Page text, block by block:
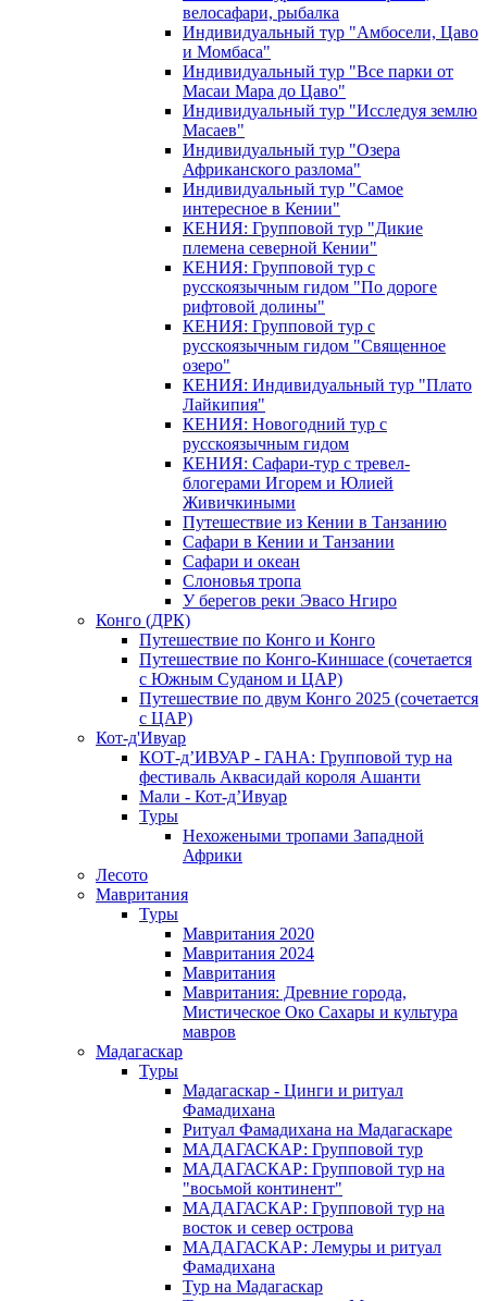
велосафари, рыбалка
Индивидуальный тур "Амбосели, Цаво
и Момбаса"
Индивидуальный тур "Все парки от
Масаи Мара до Цаво"
Индивидуальный тур "Исследуя землю
Масаев"
Индивидуальный тур "Озера
Африканского разлома"
Индивидуальный тур "Самое
интересное в Кении"
КЕНИЯ: Групповой тур "Дикие
племена северной Кении"
КЕНИЯ: Групповой тур с
русскоязычным гидом "По дороге
рифтовой долины"
КЕНИЯ: Групповой тур с
русскоязычным гидом "Священное
озеро"
КЕНИЯ: Индивидуальный тур "Плато
Лайкипия"
КЕНИЯ: Новогодний тур с
русскоязычным гидом
КЕНИЯ: Сафари-тур с тревел-
блогерами Игорем и Юлией
Живичкиными
Путешествие из Кении в Танзанию
Сафари в Кении и Танзании
Сафари и океан
Слоновья тропа
У берегов реки Эвасо Нгиро
Конго (ДРК)
Путешествие по Конго и Конго
Путешествие по Конго-Киншасе (сочетается
с Южным Суданом и ЦАР)
Путешествие по двум Конго 2025 (сочетается
с ЦАР)
Кот-д'Ивуар
КОТ-д’ИВУАР - ГАНА: Групповой тур на
фестиваль Аквасидай короля Ашанти
Мали - Кот-д’Ивуар
Туры
Нехожеными тропами Западной
Африки
Лесото
Мавритания
Туры
Мавритания 2020
Мавритания 2024
Мавритания
Мавритания: Древние города,
Мистическое Око Сахары и культура
мавров
Мадагаскар
Туры
Мадагаскар - Цинги и ритуал
Фамадихана
Ритуал Фамадихана на Мадагаскаре
МАДАГАСКАР: Групповой тур
МАДАГАСКАР: Групповой тур на
"восьмой континент"
МАДАГАСКАР: Групповой тур на
восток и север острова
МАДАГАСКАР: Лемуры и ритуал
Фамадихана
Тур на Мадагаскар